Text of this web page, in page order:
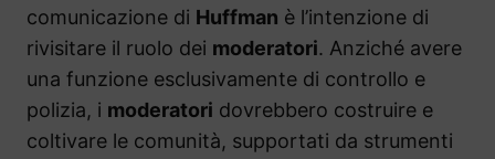
comunicazione di Huffman è l’intenzione di
rivisitare il ruolo dei moderatori. Anziché avere
una funzione esclusivamente di controllo e
polizia, i moderatori dovrebbero costruire e
coltivare le comunità, supportati da strumenti